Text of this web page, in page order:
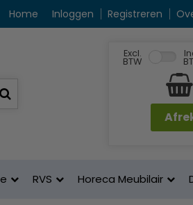
Home Inloggen Registreren
Excl.
BTW
RVS Horeca Meubilair